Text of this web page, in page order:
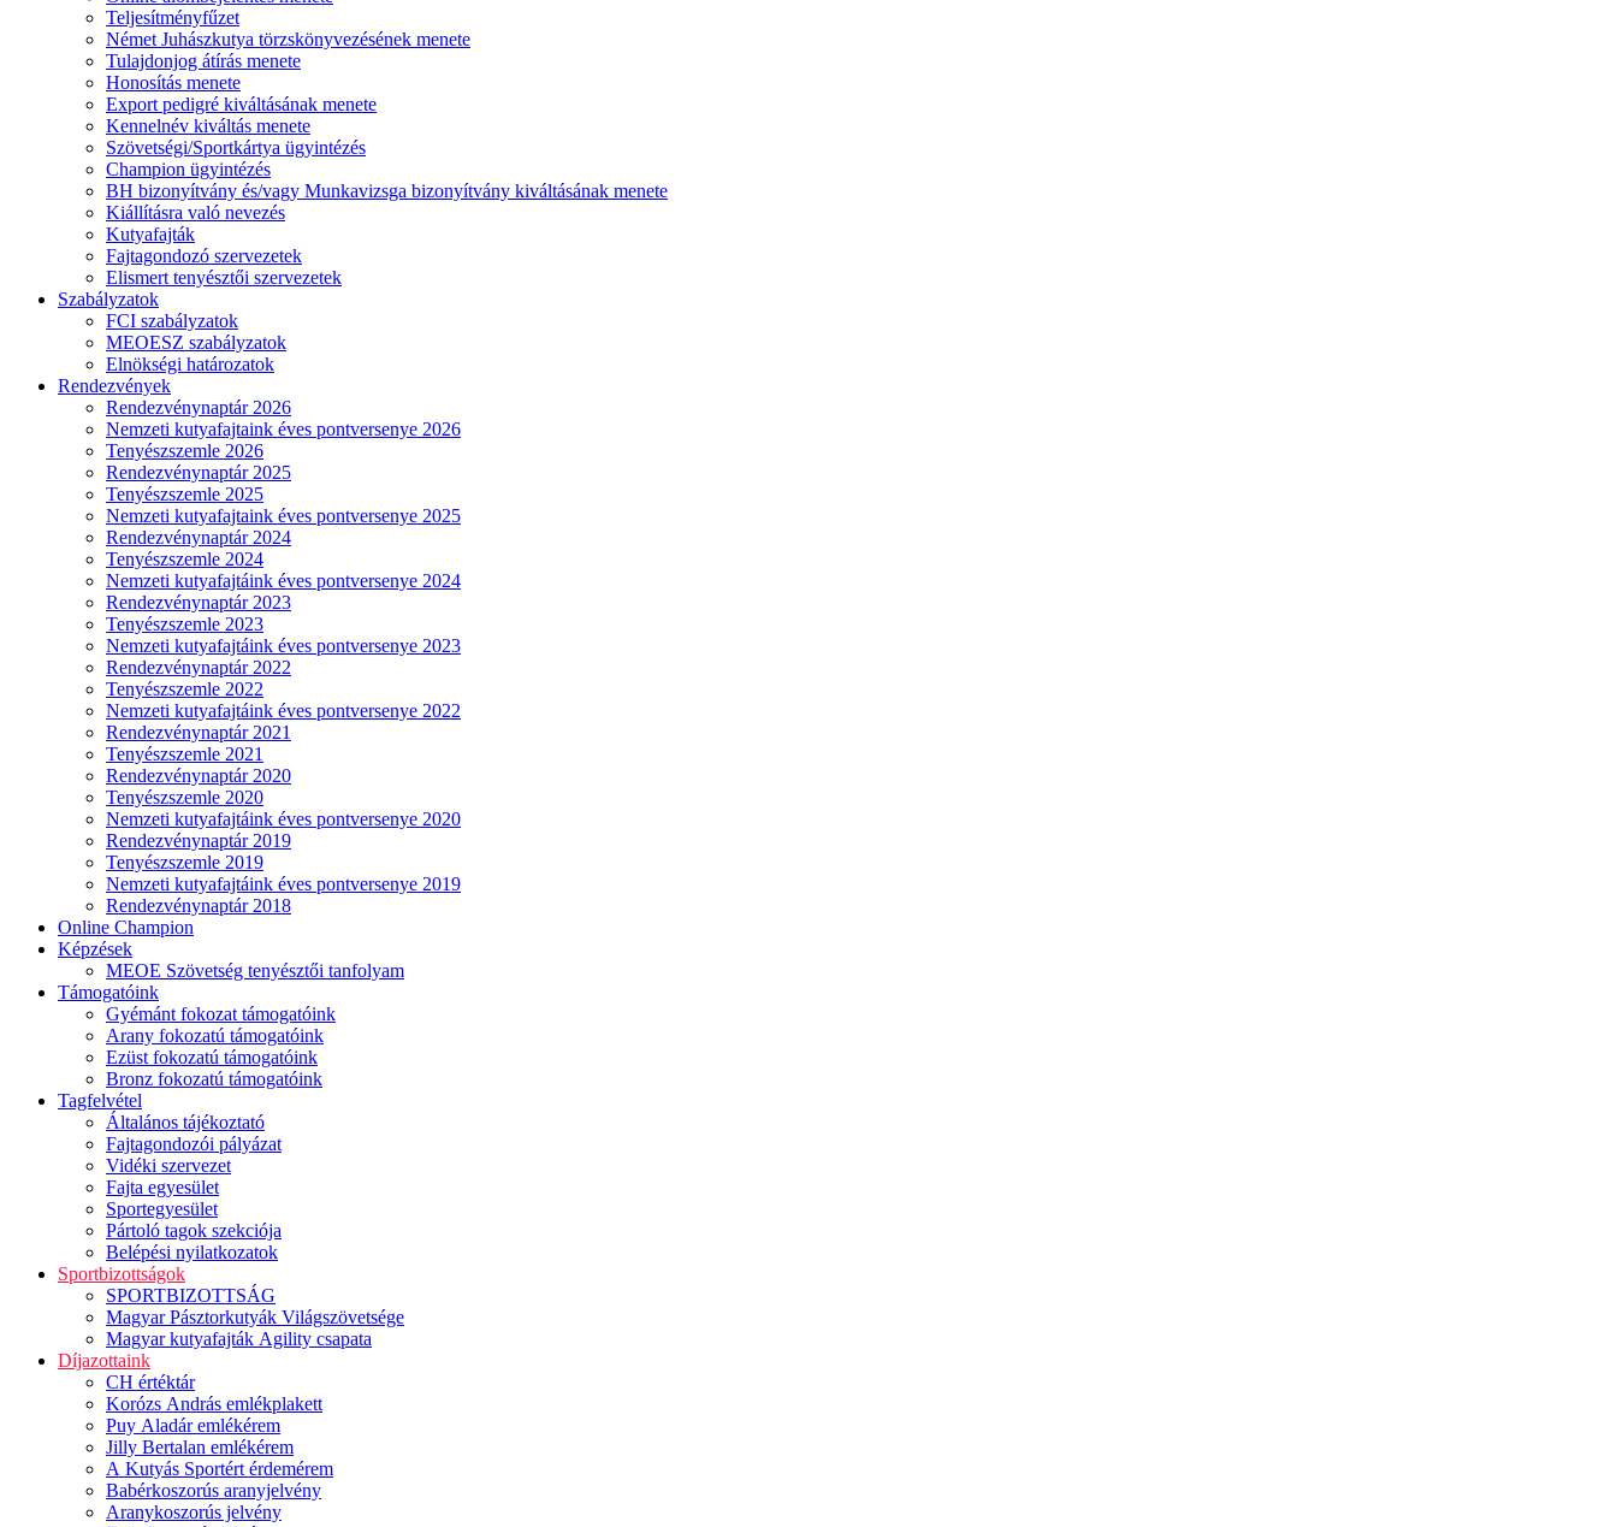
Teljesítményfűzet
Német Juhászkutya törzskönyvezésének menete
Tulajdonjog átírás menete
Honosítás menete
Export pedigré kiváltásának menete
Kennelnév kiváltás menete
Szövetségi/Sportkártya ügyintézés
Champion ügyintézés
BH bizonyítvány és/vagy Munkavizsga bizonyítvány kiváltásának menete
Kiállításra való nevezés
Kutyafajták
Fajtagondozó szervezetek
Elismert tenyésztői szervezetek
Szabályzatok
FCI szabályzatok
MEOESZ szabályzatok
Elnökségi határozatok
Rendezvények
Rendezvénynaptár 2026
Nemzeti kutyafajtaink éves pontversenye 2026
Tenyészszemle 2026
Rendezvénynaptár 2025
Tenyészszemle 2025
Nemzeti kutyafajtaink éves pontversenye 2025
Rendezvénynaptár 2024
Tenyészszemle 2024
Nemzeti kutyafajtáink éves pontversenye 2024
Rendezvénynaptár 2023
Tenyészszemle 2023
Nemzeti kutyafajtáink éves pontversenye 2023
Rendezvénynaptár 2022
Tenyészszemle 2022
Nemzeti kutyafajtáink éves pontversenye 2022
Rendezvénynaptár 2021
Tenyészszemle 2021
Rendezvénynaptár 2020
Tenyészszemle 2020
Nemzeti kutyafajtáink éves pontversenye 2020
Rendezvénynaptár 2019
Tenyészszemle 2019
Nemzeti kutyafajtáink éves pontversenye 2019
Rendezvénynaptár 2018
Online Champion
Képzések
MEOE Szövetség tenyésztői tanfolyam
Támogatóink
Gyémánt fokozat támogatóink
Arany fokozatú támogatóink
Ezüst fokozatú támogatóink
Bronz fokozatú támogatóink
Tagfelvétel
Általános tájékoztató
Fajtagondozói pályázat
Vidéki szervezet
Fajta egyesület
Sportegyesület
Pártoló tagok szekciója
Belépési nyilatkozatok
Sportbizottságok
SPORTBIZOTTSÁG
Magyar Pásztorkutyák Világszövetsége
Magyar kutyafajták Agility csapata
Díjazottaink
CH értéktár
Korózs András emlékplakett
Puy Aladár emlékérem
Jilly Bertalan emlékérem
A Kutyás Sportért érdemérem
Babérkoszorús aranyjelvény
Aranykoszorús jelvény